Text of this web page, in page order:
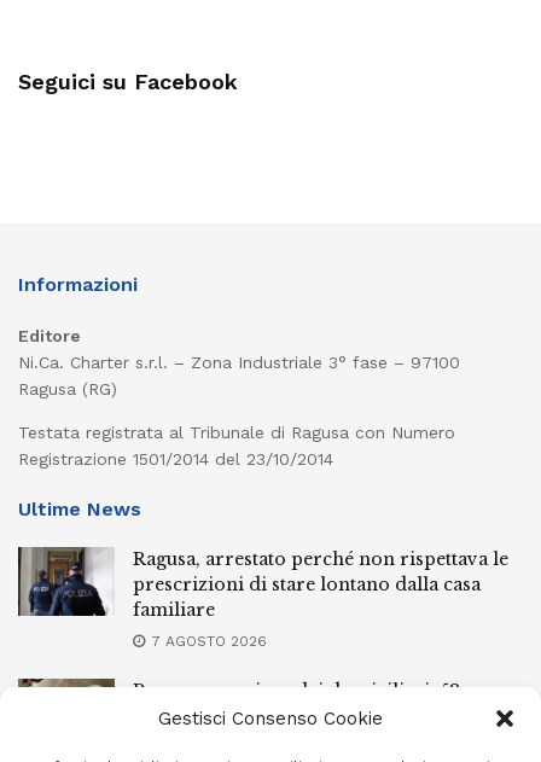
Gestisci Consenso Cookie
Seguici su Facebook
Informazioni
Editore
Ni.Ca. Charter s.r.l. – Zona Industriale 3° fase – 97100
Ragusa (RG)
Testata registrata al Tribunale di Ragusa con Numero
Registrazione 1501/2014 del 23/10/2014
Ultime News
Ragusa, arrestato perché non rispettava le
prescrizioni di stare lontano dalla casa
familiare
7 AGOSTO 2026
Ragusa, spacciava dai domiciliari: 52enne
finisce in carcere